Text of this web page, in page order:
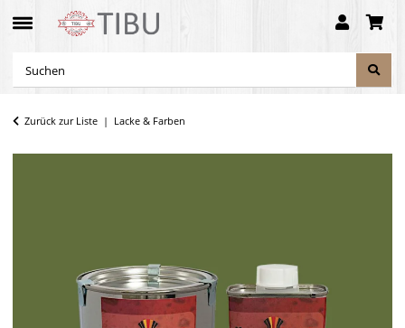
Zurück zur Liste Lacke & Farben